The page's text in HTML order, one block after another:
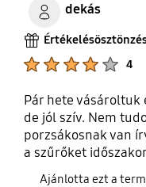
dekás
4
Pár hete vásároltuk
de jól szív. Nem
porzsákosnak van
a szűrőket
megmarad a
Ajánlotta ezt a